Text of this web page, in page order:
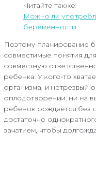
Читайте также:
Можно ли
беременности
Поэтому планирование
совместимые понятия
совместную
ребенка. У кого-то
организма, и нетрезвый
оплодотворении, ни на
ребенок рождается без
достаточно
зачатием, чтобы